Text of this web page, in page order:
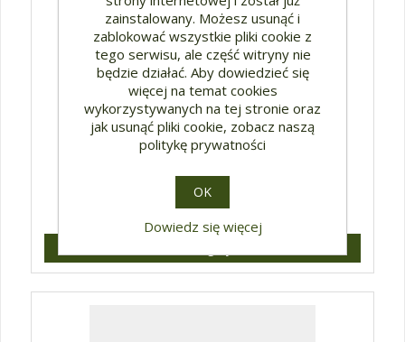
Studia Oecumenica nr 20 (2020)
41,58 zł*
zainstalowany. Możesz usunąć i
zablokować wszystkie pliki cookie z
tego serwisu, ale część witryny nie
będzie działać. Aby dowiedzieć się
więcej na temat cookies
wykorzystywanych na tej stronie oraz
jak usunąć pliki cookie, zobacz naszą
politykę prywatności
OK
Dowiedz się więcej